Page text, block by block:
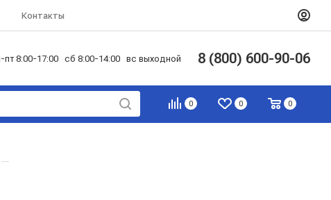
Контакты
8:00-17:00 сб 8:00-14:00 вс выходной 8 (800) 600-90-06
0 0 0
—